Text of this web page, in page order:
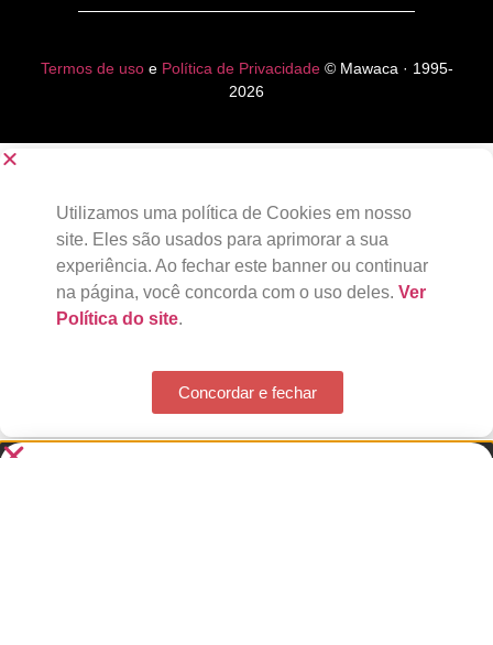
Termos de usoe Política de Privacidade© Mawaca · 1995-
2026
Utilizamos uma política de Cookies em nosso
site. Eles são usados para aprimorar a sua
experiência. Ao fechar este banner ou continuar
na página, você concorda com o uso deles. Ver
Política do site.
Concordar e fechar